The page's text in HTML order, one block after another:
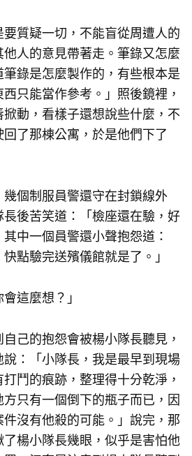
質疑一切，不能盲從周遭人的
人的意見帶著走。筆錄又怎麼
錄是怎麼製作的，有些根本是
只能當作參考。」照後鏡裡，
動，看樣子還想說些什麼，不
了那棟公寓，於是他們下了
個制服員警還守在封鎖線外
後苦笑道：「檢座還在驗，好
中一個員警還小聲抱怨道：
快點驗完送殯儀館就是了。」
這麼想？」
的抱怨會被楊小隊長聽見，
：「小隊長，我是最早到現場
鬥的痕跡，整理得十分乾淨，
只有一個倒下的瓶子而已，因
沒有他殺的可能。」說完，那
楊小隊長幾眼，似乎是害怕他